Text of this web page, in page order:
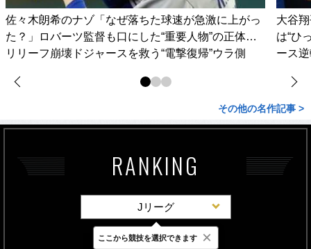
佐々木朗希のナゾ「なぜ落ちた球速が急激に上がっ
た？」ロバーツ監督も口にした“重要人物”の正体…
リリーフ崩壊ドジャースを救う“電撃復帰”ウラ側
大谷
は“ひ
ース
その他の名作記事 >
RANKING
Jリーグ
最新 24時間 週間
ここから競技を選択できます ×